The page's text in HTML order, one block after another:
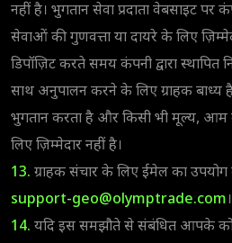
नहीं है। भुगतान सेवा प्रदाता वेबसाइट पर
सेवाओं की गुणवत्ता या दायरे के लिए
डिपॉज़िट करते समय कंपनी द्वारा
साथ अनुपालन करने के लिए ग्राहक बाध्य
भुगतान करता है और किसी भी मूल्य, आम
लिए ज़िम्मेदार नहीं है।
13. ग्राहक संचार के लिए ईमेल का
support-geo@olymptrade.com।
14. यदि इस समझौते से संबंधित आपके कोई